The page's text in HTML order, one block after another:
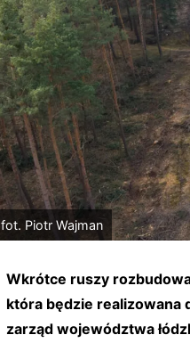
fot. Piotr Wajman
Wkrótce ruszy
która będzie realizowana
zarząd województwa